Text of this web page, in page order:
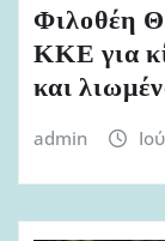
Φιλοθέη
ΚΚΕ για
και
admin